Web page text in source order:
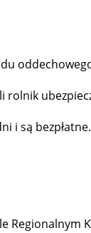
i są bezpłatne.